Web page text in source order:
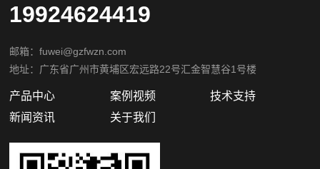
19924624419
邮箱：fuwei@gzfwzn.com
地址：广东省广州市黄埔区宏远路22号汇金智慧谷1号楼
产品中心 案例视频
技术支持
新闻资讯
关于我们